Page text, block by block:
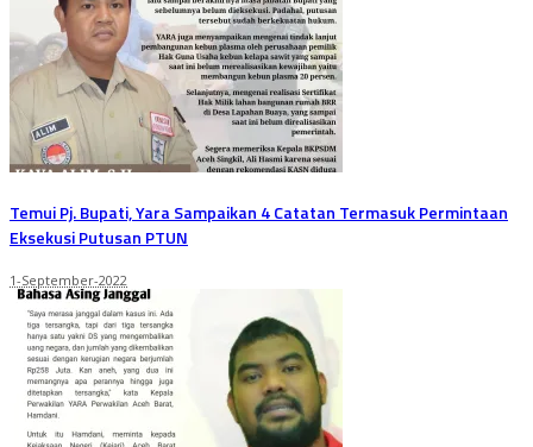
Temui Pj. Bupati, Yara Sampaikan 4 Catatan Termasuk Permintaan
Eksekusi Putusan PTUN
1-September-2022